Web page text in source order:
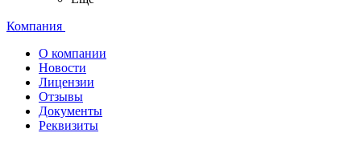
Компания
О компании
Новости
Лицензии
Отзывы
Документы
Реквизиты